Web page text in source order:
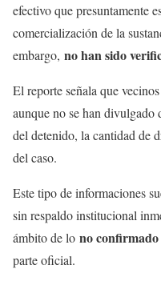
efectivo que presuntamente
comercialización de la
embargo, no han sido
El reporte señala que
aunque no se han divulgado
del detenido, la cantidad de
del caso.
Este tipo de informaciones
sin respaldo institucional
ámbito de lo no confirmado
parte oficial.